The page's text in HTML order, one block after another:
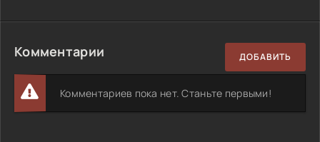
Комментарии ДОБАВИТЬ
Комментариев пока нет. Станьте первыми!